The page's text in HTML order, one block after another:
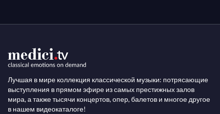
Лучшая в мире коллекция классической музыки: потрясающие
выступления в прямом эфире из самых престижных залов
мира, а также тысячи концертов, опер, балетов и многое другое
в нашем видеокаталоге!